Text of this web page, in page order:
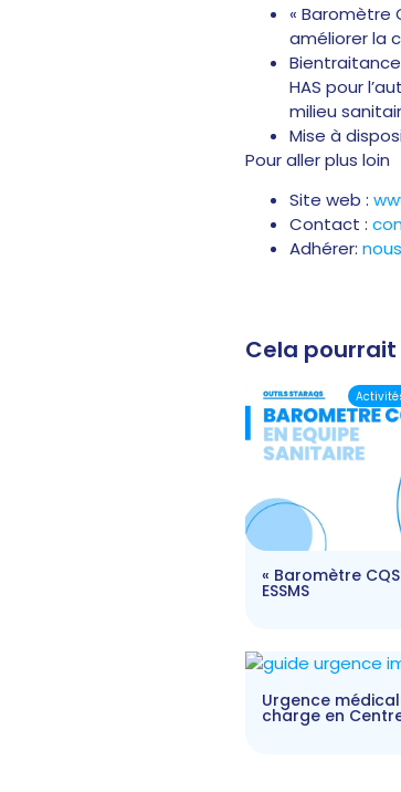
« Baromètre
améliorer la
HAS pour
milieu
Mise à
Pour aller plus loin
Site web :
Contact :
Adhérer:
Cela
« Baromètre
ESSMS
Urgence
charge en